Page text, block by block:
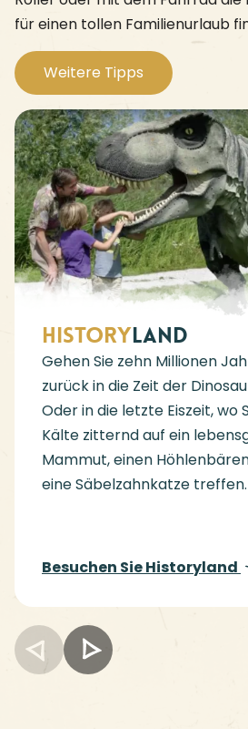
für einen tollen Familienurlaub
Weitere Tipps
Historyland
Gehen Sie zehn Millionen
zurück in die Zeit der
Oder in die letzte Eiszeit, wo
Kälte zitternd auf ein
Mammut, einen
eine Säbelzahnkatze treffen.
Besuchen Sie Historyland